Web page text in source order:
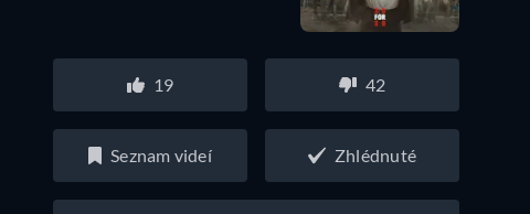
19 42
Seznam videí Zhlédnuté